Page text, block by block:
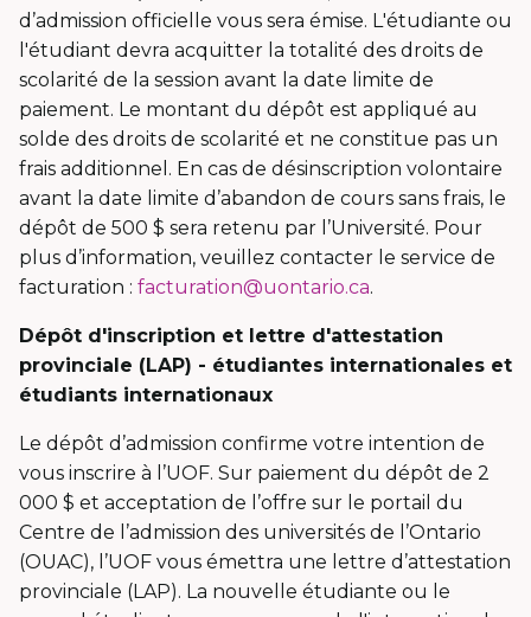
d’admission officielle vous sera émise. L'étudiante ou
l'étudiant devra acquitter la totalité des droits de
scolarité de la session avant la date limite de
paiement. Le montant du dépôt est appliqué au
solde des droits de scolarité et ne constitue pas un
frais additionnel. En cas de désinscription volontaire
avant la date limite d’abandon de cours sans frais, le
dépôt de 500 $ sera retenu par l’Université. Pour
plus d’information, veuillez contacter le service de
facturation : facturation@uontario.ca.
Dépôt d'inscription et lettre d'attestation
provinciale (LAP) - étudiantes internationales et
étudiants internationaux
Le dépôt d’admission confirme votre intention de
vous inscrire à l’UOF. Sur paiement du dépôt de 2
000 $ et acceptation de l’offre sur le portail du
Centre de l’admission des universités de l’Ontario
(OUAC), l’UOF vous émettra une lettre d’attestation
provinciale (LAP). La nouvelle étudiante ou le